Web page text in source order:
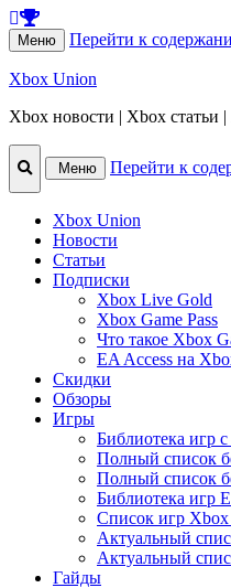
Меню Перейти к
Xbox Union
Xbox новости | Xbox статьи
Меню Перейти к
Xbox Union
Новости
Статьи
Подписки
Xbox Live Gold
Xbox Game Pass
Что такое Xbox
EA Access на
Скидки
Обзоры
Игры
Библиотека игр
Полный список
Полный список
Библиотека игр
Список игр
Актуальный
Актуальный
Гайды